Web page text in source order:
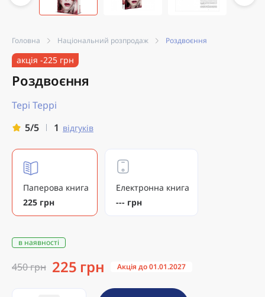
Головна Національний розпродаж Роздвоєння
акція -225 грн
Роздвоєння
Тері Террі
5/5
1 відгуків
Паперова книга
225 грн
Електронна книга
--- грн
в наявності
450 грн 225 грн Акція до 01.01.2027